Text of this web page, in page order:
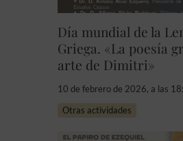
Día mundial de la
Griega. «La poesía
arte de Dimitri»
10 de febrero de 2026, a las
Otras actividades